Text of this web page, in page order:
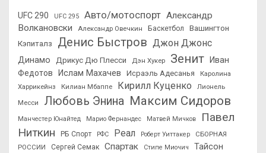
UFC 290 UFC 295 Авто/мотоспорт Александр
Волкановски
Александр Овечкин Баскетбол
Вашингтон
Кэпиталз
Денис Быстров Джон Джонс
Динамо Дрикус Дю Плесси Дэн Хукер Зенит
Иван
Федотов
Ислам Махачев Исраэль Адесанья
Каролина
Харрикейнз
Килиан Мбаппе Кирилл Куценко
Лионель
Месси
Любовь Энина Максим Сидоров
Манчестер Юнайтед Марио Фернандес Матвей Мичков
Павел
Ниткин
РБ Спорт РФС Реал Роберт Уиттакер
СБОРНАЯ
РОССИИ
Сергей Семак Спартак Стипе Миочич
Тайсон